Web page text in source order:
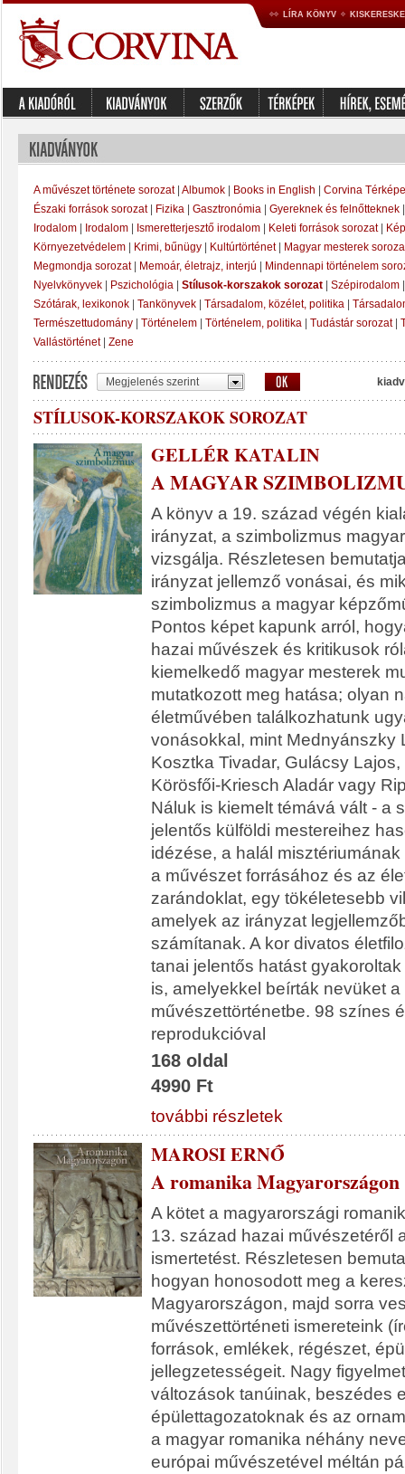
LÍRA KÖNYV
A művészet története sorozat| Albumok Books in English
Corvina
Északi források sorozat| Fizika Gasztronómia Gyereknek és felnőtteknek
Irodalom
Irodalom Ismeretterjesztő irodalom Keleti források sorozat|
Környezetvédelem
Krimi, bűnügy Kultúrtörténet|
Magyar mesterek
Megmondja sorozat| Memoár, életrajz, interjú
Mindennapi történelem
Nyelvkönyvek
Pszichológia Stílusok-korszakok sorozat Szépirodalom
Szótárak, lexikonok
Tankönyvek Társadalom, közélet, politika
Természettudomány
Történelem Történelem, politika Tudástár sorozat|
Vallástörténet| Zene
Megjelenés szerint
STÍLUSOK-KORSZAKOK SOROZAT
GELLÉR KATALIN
A MAGYAR
A könyv a 19. század végén
irányzat, a szimbolizmus
vizsgálja. Részletesen
irányzat jellemző vonásai, és
szimbolizmus a magyar
Pontos képet kapunk arról,
hazai művészek és kritikusok
kiemelkedő magyar mesterek
mutatkozott meg hatása; olyan
életművében találkozhatunk
vonásokkal, mint Mednyánszky
Kosztka Tivadar, Gulácsy
Körösfői-Kriesch Aladár vagy
Náluk is kiemelt témává vált - a
jelentős külföldi mestereihez
idézése, a halál
a művészet forrásához és az
zarándoklat, egy tökéletesebb
amelyek az irányzat
számítanak. A kor divatos
tanai jelentős hatást
is, amelyekkel beírták nevüket a
művészettörténetbe. 98 színes
reprodukcióval
168 oldal
4990 Ft
további részletek
MAROSI ERNŐ
A romanika Magyarországon
A kötet a magyarországi
13. század hazai művészetéről
ismertetést. Részletesen
hogyan honosodott meg a
Magyarországon, majd sorra
művészettörténeti ismereteink
források, emlékek, régészet,
jellegzetességeit. Nagy
változások tanúinak, beszédes
épülettagozatoknak és az
a magyar romanika néhány
európai művészetével méltán